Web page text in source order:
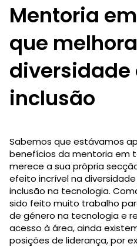
Mentoria
que
diversidade
inclusão
Sabemos que estávamos
benefícios da mentoria em
merece a sua própria
efeito incrível na
inclusão na tecnologia.
sido feito muito trabalho
de género na tecnologia e
acesso à área, ainda
posições de liderança, por